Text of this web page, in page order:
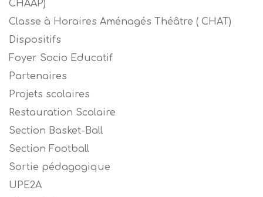
CHAAP)
Classe à Horaires Aménagés Théâtre ( CHAT)
Dispositifs
Foyer Socio Educatif
Partenaires
Projets scolaires
Restauration Scolaire
Section Basket-Ball
Section Football
Sortie pédagogique
UPE2A